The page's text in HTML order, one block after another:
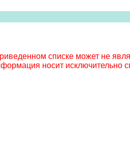
списке может не
носит исключительно